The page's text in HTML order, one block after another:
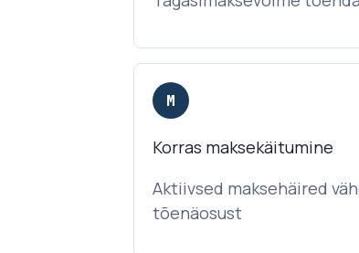
M
Korras maksekäitumine
Aktiivsed maksehäired
tõenäosust